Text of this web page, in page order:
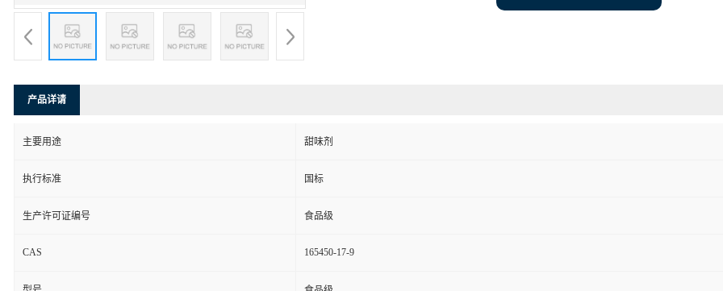
产品详请
主要用途 甜味剂
执行标准 国标
生产许可证编号 食品级
CAS 165450-17-9